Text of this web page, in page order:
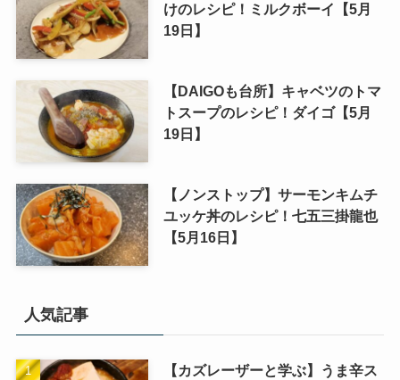
けのレシピ！ミルクボーイ【5月
19日】
【DAIGOも台所】キャベツのトマ
トスープのレシピ！ダイゴ【5月
19日】
【ノンストップ】サーモンキムチ
ユッケ丼のレシピ！七五三掛龍也
【5月16日】
人気記事
【カズレーザーと学ぶ】うま辛ス